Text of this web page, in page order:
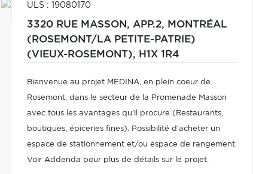
ULS : 19080170
3320 RUE MASSON, APP.2, MONTRÉAL
(ROSEMONT/LA PETITE-PATRIE)
(VIEUX-ROSEMONT), H1X 1R4
Bienvenue au projet MEDINA, en plein coeur de
Rosemont, dans le secteur de la Promenade Masson
avec tous les avantages qu'il procure (Restaurants,
boutiques, épiceries fines). Possibilité d'acheter un
espace de stationnement et/ou espace de rangement.
Voir Addenda pour plus de détails sur le projet.